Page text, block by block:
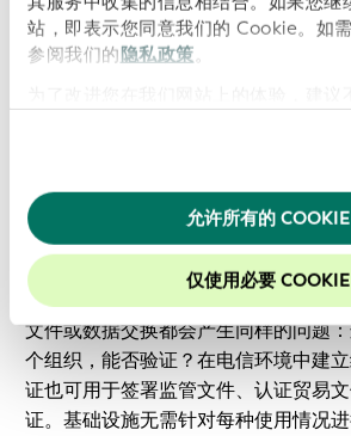
站，即表示您同意我们的 Cookie。如
参阅我们的隐私政策 。
允许所有的 COOKIE
仅使用必要 COOKIE
电话之外的原则
这里的逻辑并不局限于语音通话或短
文件或数据交换都会产生同样的问题
个组织，能否验证？在电信环境中建
证也可用于签署监管文件、认证贸易
证。基础设施无需针对每种使用情况